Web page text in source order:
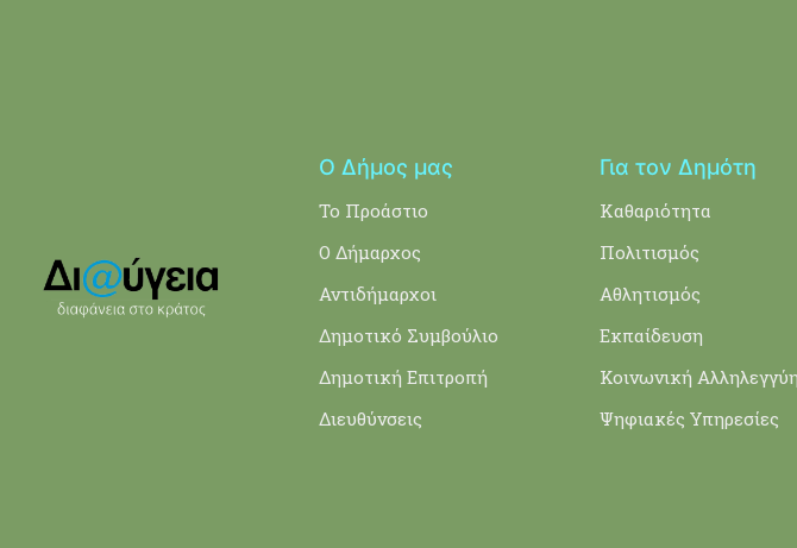
Ο Δήμος μας
Το Προάστιο
Ο Δήμαρχος
Αντιδήμαρχοι
Δημοτικό Συμβούλιο
Δημοτική Επιτροπή
Διευθύνσεις
Για τον Δημότη
Καθαριότητα
Πολιτισμός
Αθλητισμός
Εκπαίδευση
Κοινωνική Αλληλεγγύη
Ψηφιακές Υπηρεσίες